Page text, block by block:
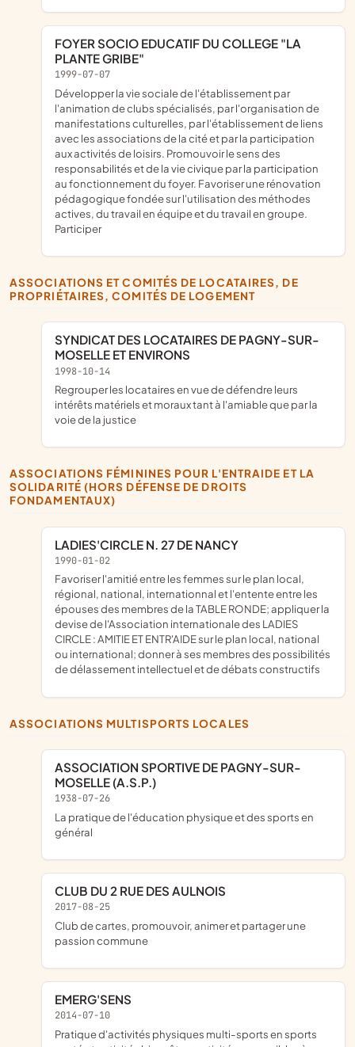
FOYER SOCIO EDUCATIF DU COLLEGE "LA
PLANTE GRIBE"
1999-07-07
Développer la vie sociale de l'établissement par
l'animation de clubs spécialisés, par l'organisation de
manifestations culturelles, par l'établissement de liens
avec les associations de la cité et par la participation
aux activités de loisirs. Promouvoir le sens des
responsabilités et de la vie civique par la participation
au fonctionnement du foyer. Favoriser une rénovation
pédagogique fondée sur l'utilisation des méthodes
actives, du travail en équipe et du travail en groupe.
Participer
ASSOCIATIONS ET COMITÉS DE LOCATAIRES, DE
PROPRIÉTAIRES, COMITÉS DE LOGEMENT
SYNDICAT DES LOCATAIRES DE PAGNY-SUR-
MOSELLE ET ENVIRONS
1998-10-14
regrouper les locataires en vue de défendre leurs
intérêts matériels et moraux tant à l'amiable que par la
voie de la justice
ASSOCIATIONS FÉMININES POUR L'ENTRAIDE ET LA
SOLIDARITÉ (HORS DÉFENSE DE DROITS
FONDAMENTAUX)
LADIES'CIRCLE N. 27 DE NANCY
1990-01-02
favoriser l'amitié entre les femmes sur le plan local,
régional, national, internationnal et l'entente entre les
épouses des membres de la TABLE RONDE; appliquer la
devise de l'Association internationale des LADIES
CIRCLE : AMITIE ET ENTR'AIDE sur le plan local, national
ou international; donner à ses membres des possibilités
de délassement intellectuel et de débats constructifs
ASSOCIATIONS MULTISPORTS LOCALES
ASSOCIATION SPORTIVE DE PAGNY-SUR-
MOSELLE (A.S.P.)
1938-07-26
la pratique de l'éducation physique et des sports en
général
CLUB DU 2 RUE DES AULNOIS
2017-08-25
club de cartes, promouvoir, animer et partager une
passion commune
EMERG'SENS
2014-07-10
pratique d'activités physiques multi-sports en sports